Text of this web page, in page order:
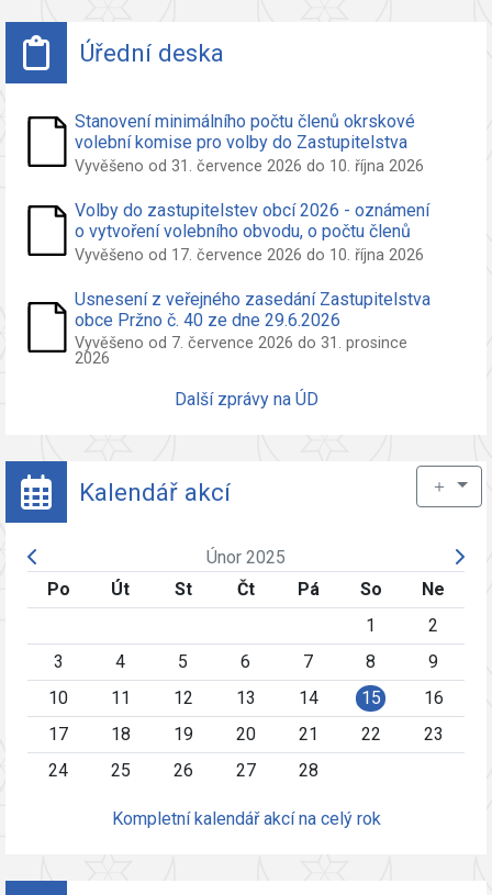
Úřední deska
Stanovení minimálního počtu členů okrskové
volební komise pro volby do Zastupitelstva
obce Pržno
Vyvěšeno od 31. července 2026 do 10. října 2026
Volby do zastupitelstev obcí 2026 - oznámení
o vytvoření volebního obvodu, o počtu členů
zastupitelstva volených ve volebním obvodu a
nezávislého kandidáta a sdružení nezáv.
kandidátů
Vyvěšeno od 17. července 2026 do 10. října 2026
Usnesení z veřejného zasedání Zastupitelstva
obce Pržno č. 40 ze dne 29.6.2026
Vyvěšeno od 7. července 2026 do 31. prosince
2026
Další zprávy na ÚD
Kalendář akcí ＋
Únor 2025
Po
Út St Čt Pá So
Ne
1
2
3
4 5 6 7 8
9
10
11 12 13 14 15
16
17
18 19 20 21 22
23
24
25 26 27 28
Kompletní kalendář akcí na celý rok